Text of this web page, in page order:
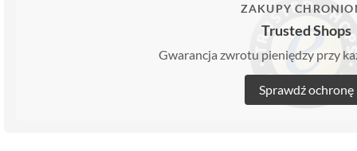
ZAKUPY
Trusted Shops
Gwarancja zwrotu pieniędzy przy
Sprawdź ochronę